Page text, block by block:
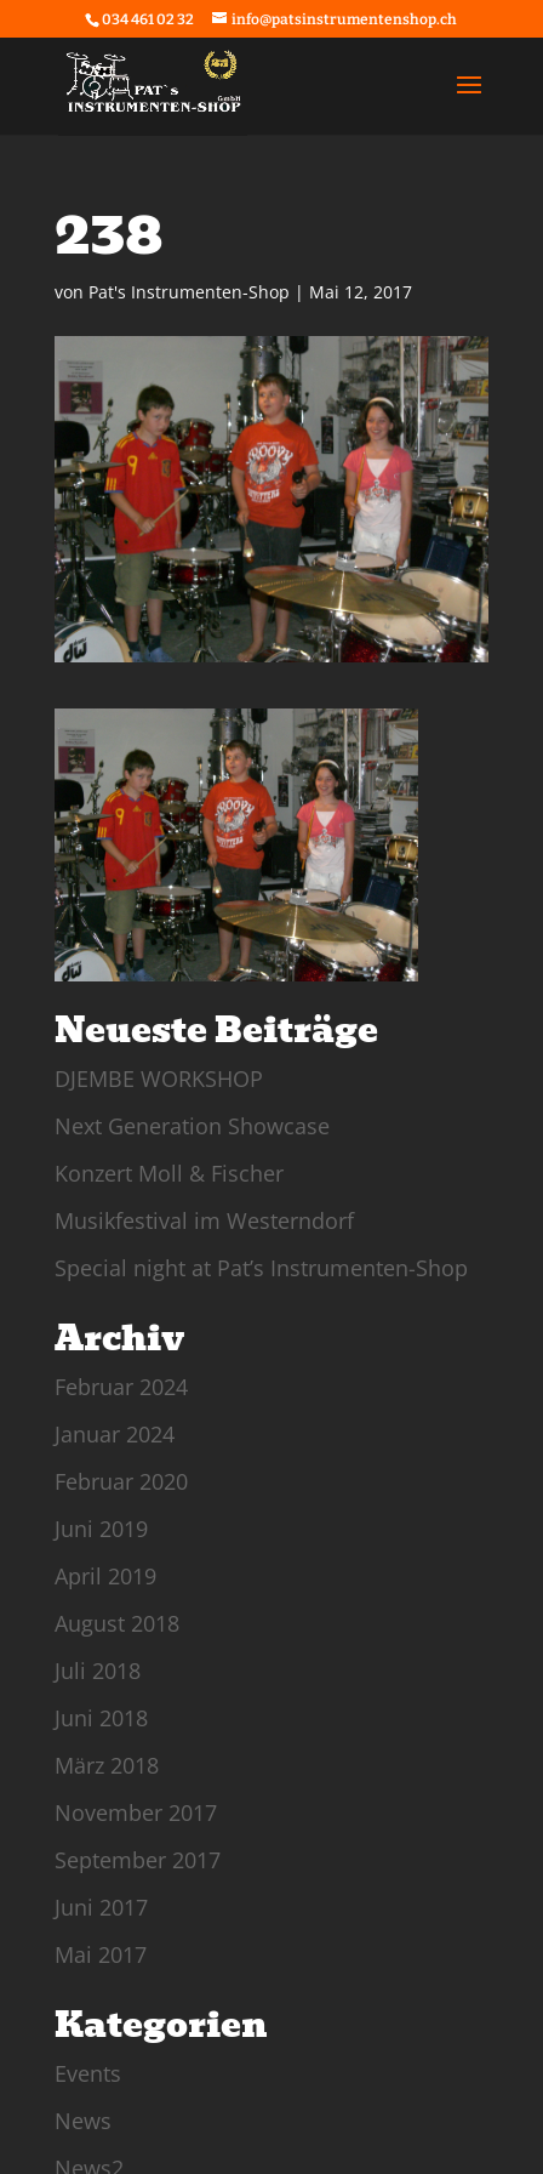
034 461 02 32 info@patsinstrumentenshop.ch
238
von Pat's Instrumenten-Shop | Mai 12, 2017
Neueste Beiträge
DJEMBE WORKSHOP
Next Generation Showcase
Konzert Moll & Fischer
Musikfestival im Westerndorf
Special night at Pat’s Instrumenten-Shop
Archiv
Februar 2024
Januar 2024
Februar 2020
Juni 2019
April 2019
August 2018
Juli 2018
Juni 2018
März 2018
November 2017
September 2017
Juni 2017
Mai 2017
Kategorien
Events
News
News2